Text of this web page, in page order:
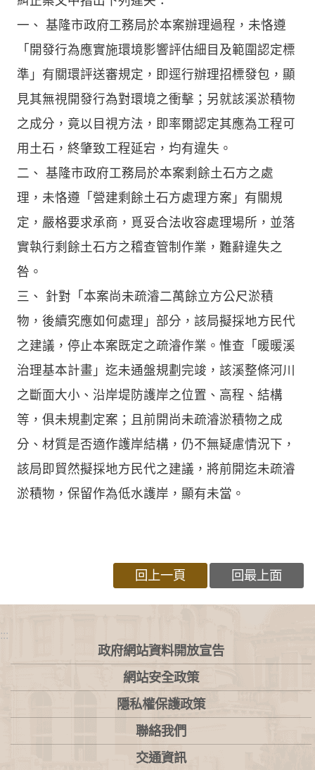
一、 基隆市政府工務局於本案辦理過程，未恪遵
「開發行為應實施環境影響評估細目及範圍認定標
準」有關環評送審規定，即逕行辦理招標發包，顯
見其無視開發行為對環境之衝擊；另就該溪淤積物
之成分，竟以目視方法，即率爾認定其應為工程可
用土石，終肇致工程延宕，均有違失。
二、 基隆市政府工務局於本案剩餘土石方之處
理，未恪遵「營建剩餘土石方處理方案」有關規
定，嚴格要求承商，覓妥合法收容處理場所，並落
實執行剩餘土石方之稽查管制作業，難辭違失之
咎。
三、 針對「本案尚未疏濬二萬餘立方公尺淤積
物，後續究應如何處理」部分，該局擬採地方民代
之建議，停止本案既定之疏濬作業。惟查「暖暖溪
治理基本計畫」迄未通盤規劃完竣，該溪整條河川
之斷面大小、沿岸堤防護岸之位置、高程、結構
等，俱未規劃定案；且前開尚未疏濬淤積物之成
分、材質是否適作護岸結構，仍不無疑慮情況下，
該局即貿然擬採地方民代之建議，將前開迄未疏濬
淤積物，保留作為低水護岸，顯有未當。
回上一頁 回最上面
:::
政府網站資料開放宣告
網站安全政策
隱私權保護政策
聯絡我們
交通資訊